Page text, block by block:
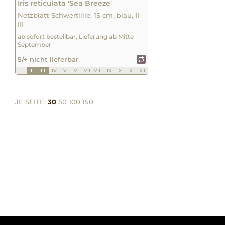
Iris reticulata 'Sea Breeze'
Netzblatt-Schwertlilie, 15 cm, blau, II-
III
ab sofort bestellbar, Lieferung ab Mitte
September
5/+ nicht lieferbar
I II III IV V VI VII VIII IX X XI XII
JE SEITE: 30 50 100 150